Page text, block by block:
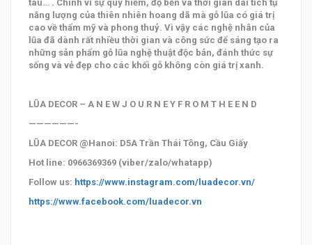
táu… . Chính vì sự quý hiếm, độ bền và thời gian dài tích tụ
năng lượng của thiên nhiên hoang dã mà gỗ lũa có giá trị
cao về thẩm mỹ và phong thuỷ. Vì vậy các nghệ nhân của
lũa đã dành rất nhiều thời gian và công sức để sáng tạo ra
những sản phẩm gỗ lũa nghệ thuật độc bản, đánh thức sự
sống và vẻ đẹp cho các khối gỗ không còn giá trị xanh.
LŨA DECOR – A N E W J O U R N E Y F R O M T H E E N D
——————-
LŨA DECOR @Hanoi: D5A Trần Thái Tông, Cầu Giấy
Hot line: 0966369369 (viber/zalo/whatapp)
Follow us: https://www.instagram.com/luadecor.vn/
https://www.facebook.com/luadecor.vn